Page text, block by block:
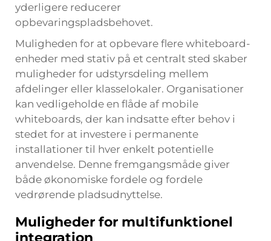
yderligere reducerer
opbevaringspladsbehovet.
Muligheden for at opbevare flere whiteboard-
enheder med stativ på et centralt sted skaber
muligheder for udstyrsdeling mellem
afdelinger eller klasselokaler. Organisationer
kan vedligeholde en flåde af mobile
whiteboards, der kan indsatte efter behov i
stedet for at investere i permanente
installationer til hver enkelt potentielle
anvendelse. Denne fremgangsmåde giver
både økonomiske fordele og fordele
vedrørende pladsudnyttelse.
Muligheder for multifunktionel
integration